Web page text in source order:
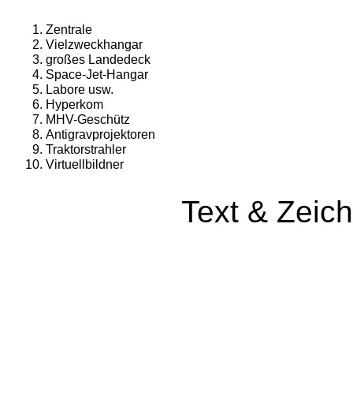
Zentrale
Vielzweckhangar
großes Landedeck
Space-Jet-Hangar
Labore usw.
Hyperkom
MHV-Geschütz
Antigravprojektoren
Traktorstrahler
Virtuellbildner
Text &